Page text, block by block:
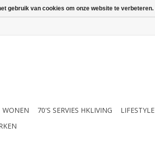
WONEN 70'S SERVIES HKLIVING LIFESTYLE
gebruik van cookies om onze website te verbeteren.